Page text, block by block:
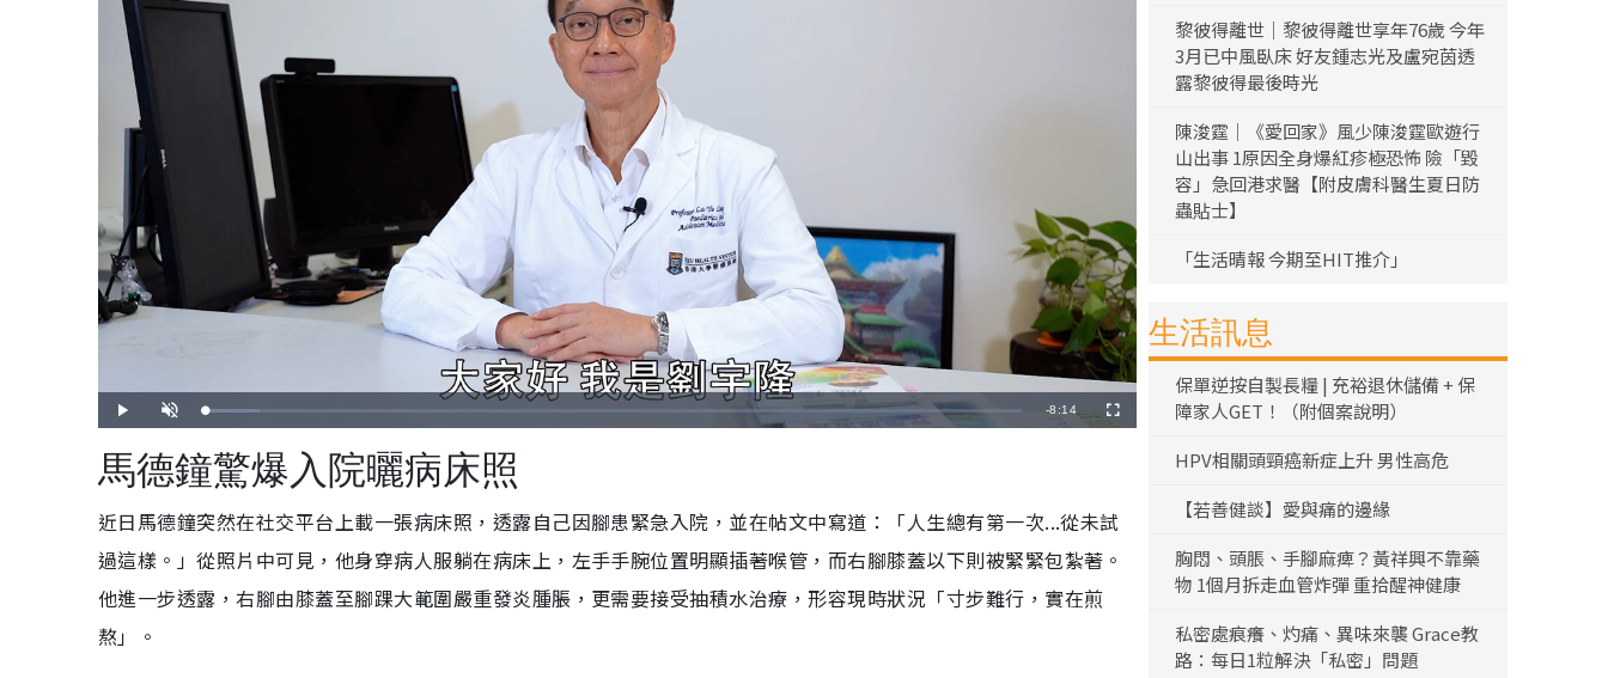
播
放
開
啟
載
入
畢
:
6
.
%
剩
-8:14
全
螢
馬德鐘驚爆入院曬病床照
近日馬德鐘突然在社交平台上載一張病床照，透露自己因腳患緊急入院，並在帖文中寫道：「人生總有第一次...從未試
過這樣。」從照片中可見，他身穿病人服躺在病床上，左手手腕位置明顯插著喉管，而右腳膝蓋以下則被緊緊包紮著。
他進一步透露，右腳由膝蓋至腳踝大範圍嚴重發炎腫脹，更需要接受抽積水治療，形容現時狀況「寸步難行，實在煎
熬」。
黎彼得離世｜黎彼得離世享年76歲 今年
3月已中風臥床 好友鍾志光及盧宛茵透
露黎彼得最後時光
陳浚霆｜《愛回家》風少陳浚霆歐遊行
山出事 1原因全身爆紅疹極恐怖 險「毀
容」急回港求醫【附皮膚科醫生夏日防
蟲貼士】
「生活晴報 今期至HIT推介」
生活訊息
保單逆按自製長糧 | 充裕退休儲備 + 保
障家人GET！（附個案說明）
HPV相關頭頸癌新症上升 男性高危
【若善健談】愛與痛的邊緣
胸悶、頭脹、手腳麻痺？黃祥興不靠藥
物 1個月拆走血管炸彈 重拾醒神健康
私密處痕癢、灼痛、異味來襲 Grace教
路：每日1粒解決「私密」問題